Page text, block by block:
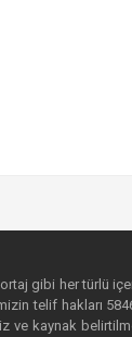
gibi her türlü
telif hakları
kaynak